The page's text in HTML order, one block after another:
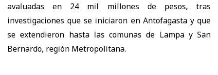
avaluadas en 24 mil millones de pesos, tras
investigaciones que se iniciaron en Antofagasta y que
se extendieron hasta las comunas de Lampa y San
Bernardo, región Metropolitana.